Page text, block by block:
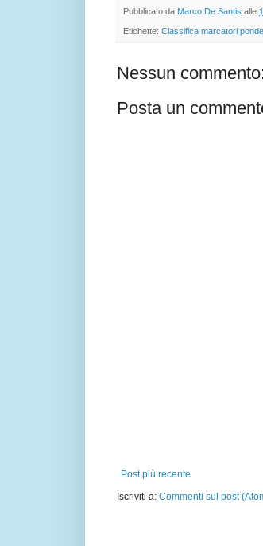
Pubblicato da Marco De Santis alle
Etichette: Classifica marcatori
Nessun
Posta un
Post più recente
Iscriviti a: Commenti sul post